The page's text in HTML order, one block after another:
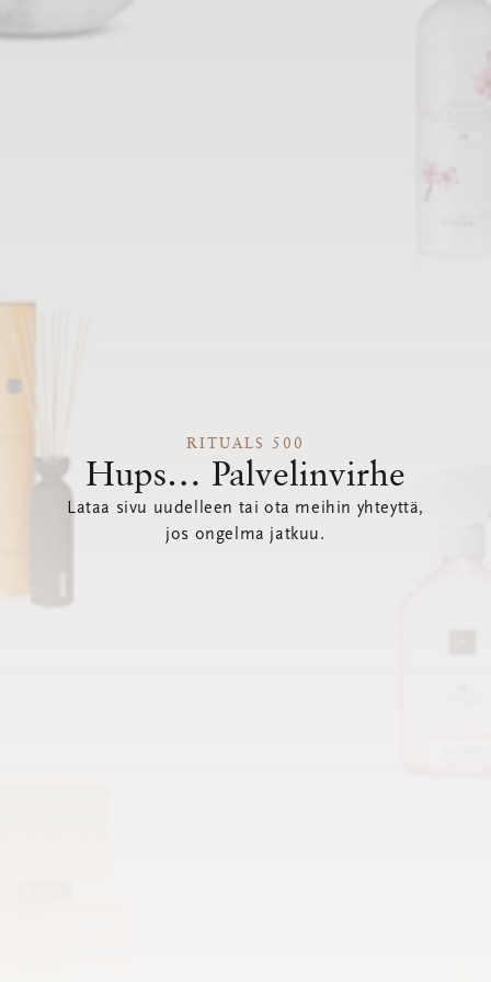
RITUALS 500
Hups… Palvelinvirhe
Lataa sivu uudelleen tai ota meihin yhteyttä,
jos ongelma jatkuu.